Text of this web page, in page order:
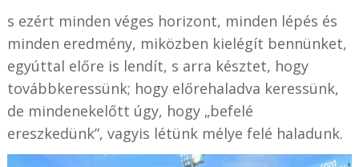
s ezért minden véges horizont, minden lépés és
minden eredmény, miközben kielégít bennünket,
egyúttal előre is lendít, s arra késztet, hogy
továbbkeressünk; hogy előrehaladva keressünk,
de mindenekelőtt úgy, hogy „befelé
ereszkedünk”, vagyis létünk mélye felé haladunk.